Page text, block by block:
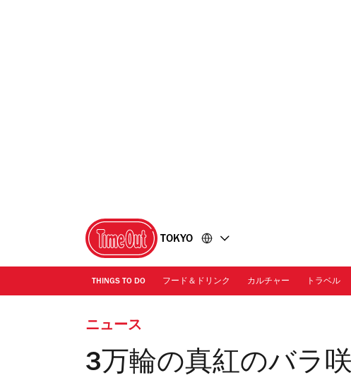
TOKYO
THINGS TO DO フード＆ドリンク カルチャー トラベル
ニュース
3万輪の真紅のバラ